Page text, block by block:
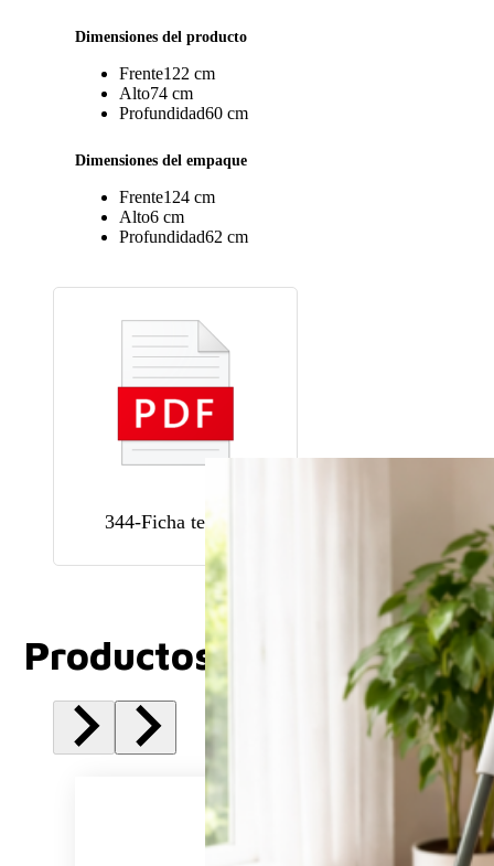
Dimensiones del producto
Frente122 cm
Alto74 cm
Profundidad60 cm
Dimensiones del empaque
Frente124 cm
Alto6 cm
Profundidad62 cm
344-Ficha tecnica
Productos Relacionados